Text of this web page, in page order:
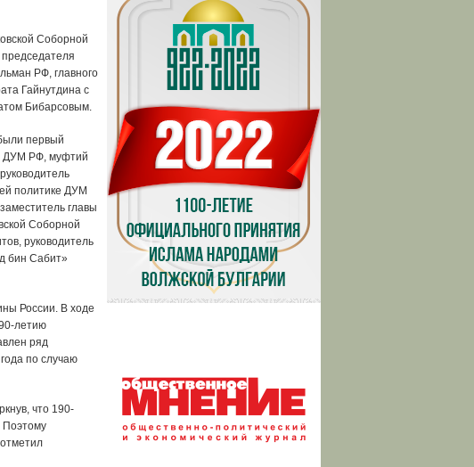
Соборной
РФ, главного
Гайнутдина с
Бибарсовым.
первый
ДУМ РФ, муфтий
политике ДУМ
главы
Соборной
руководитель
бин Сабит»
России. В ходе
летию
ряд
по случаю
что 190-
Поэтому